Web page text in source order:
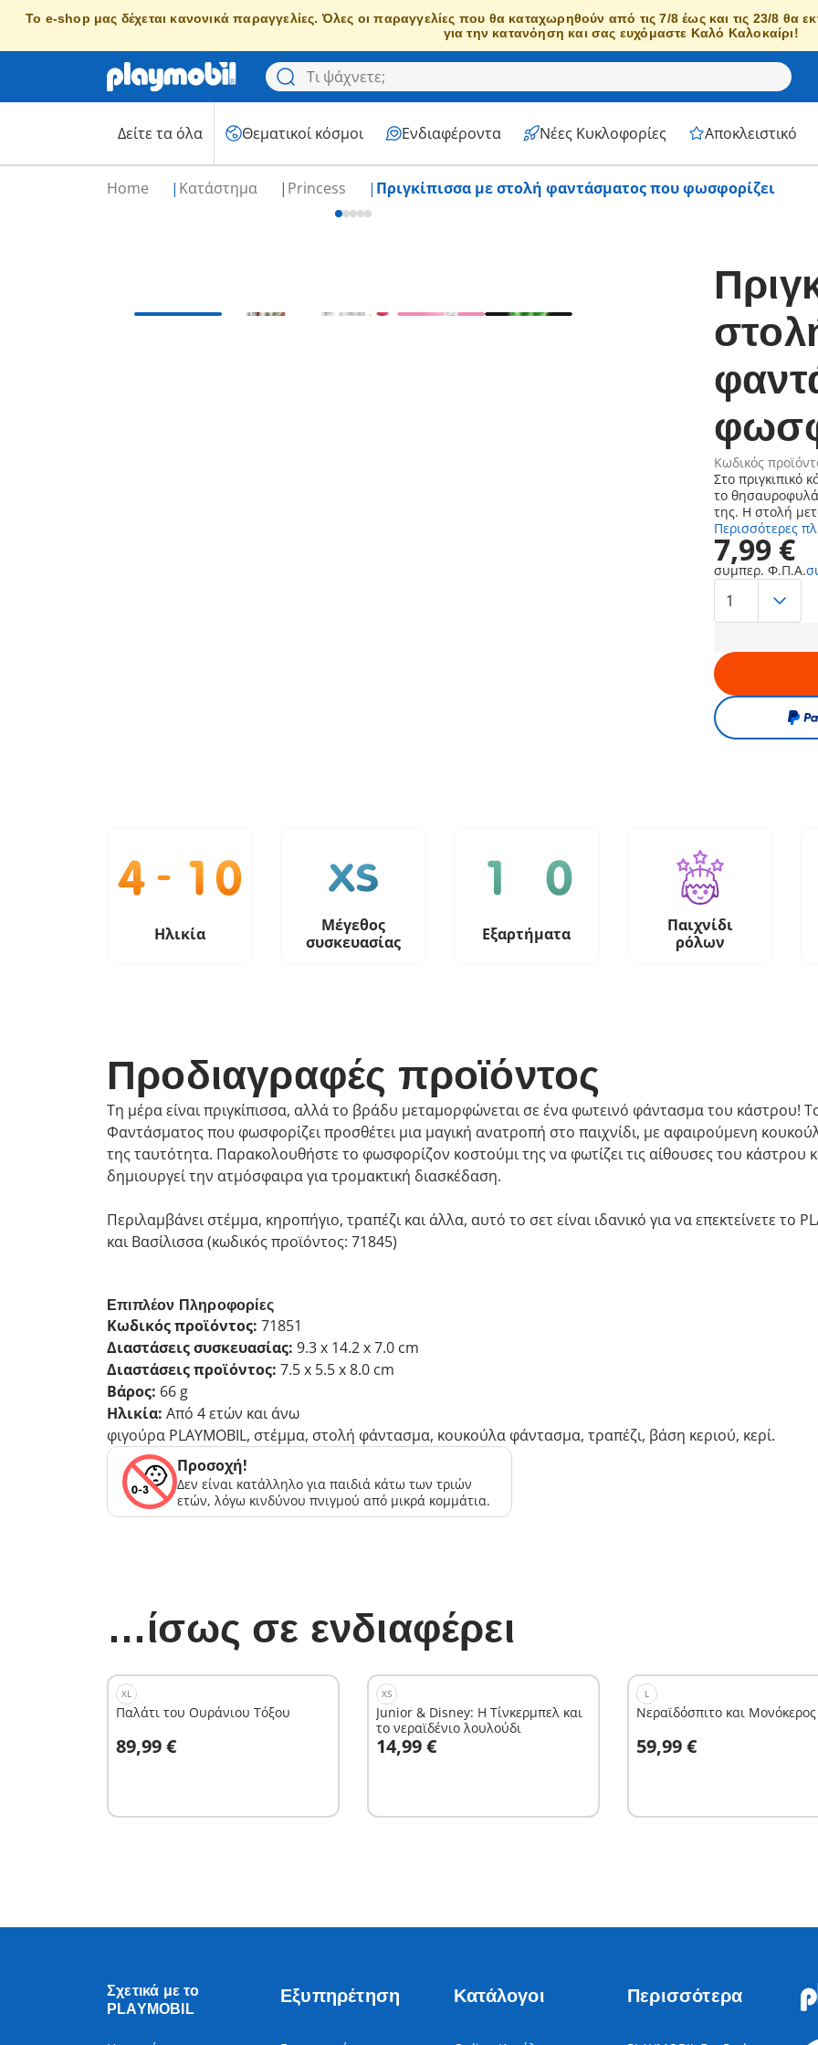
Το e-shop μας δέχεται κανονικά παραγγελίες. Όλες οι παραγγελίες που θα καταχωρηθούν από τις 7/8 έως και τις 23/8 θα
για την κατανόηση και σας ευχόμαστε Καλό Καλοκαίρι!
Δείτε τα όλα Θεματικοί κόσμοι Ενδιαφέροντα Νέες Κυκλοφορίες Αποκλειστικό
Home Κατάστημα Princess Πριγκίπισσα με στολή φαντάσματος που φωσφορίζει
Κωδικός
Στο πριγκιπικό
το
της. Η στολή
Περισσότερες
7,99 €
συμπερ. Φ.Π.Α.
Ηλικία
Μέγεθος
συσκευασίας
Εξαρτήματα
Παιχνίδι
ρόλων
Προδιαγραφές προϊόντος
Τη μέρα είναι πριγκίπισσα, αλλά το βράδυ μεταμορφώνεται σε ένα φωτεινό φάντασμα του κάστρου!
Φαντάσματος που φωσφορίζει προσθέτει μια μαγική ανατροπή στο παιχνίδι, με αφαιρούμενη
της ταυτότητα. Παρακολουθήστε το φωσφορίζον κοστούμι της να φωτίζει τις αίθουσες του κάστρου
δημιουργεί την ατμόσφαιρα για τρομακτική διασκέδαση.
Περιλαμβάνει στέμμα, κηροπήγιο, τραπέζι και άλλα, αυτό το σετ είναι ιδανικό για να επεκτείνετε το
και Βασίλισσα (κωδικός προϊόντος: 71845)
Επιπλέον Πληροφορίες
Κωδικός προϊόντος: 71851
Διαστάσεις συσκευασίας: 9.3 x 14.2 x 7.0 cm
Διαστάσεις προϊόντος: 7.5 x 5.5 x 8.0 cm
Βάρος: 66 g
Ηλικία: Από 4 ετών και άνω
φιγούρα PLAYMOBIL, στέμμα, στολή φάντασμα, κουκούλα φάντασμα, τραπέζι, βάση κεριού, κερί.
Προσοχή!
Δεν είναι κατάλληλο για παιδιά κάτω των τριών
ετών, λόγω κινδύνου πνιγμού από μικρά κομμάτια.
…ίσως σε ενδιαφέρει
XL
Παλάτι του Ουράνιου Τόξου
89,99 €
Στο καλάθι
XS
Junior & Disney: Η Τίνκερμπελ και
το νεραϊδένιο λουλούδι
14,99 €
Στο καλάθι
L
Νεραϊδόσπιτο και Μονόκερος
59,99 €
Στο καλάθι
Σχετικά με το
PLAYMOBIL
Εξυπηρέτηση Κατάλογοι Περισσότερα